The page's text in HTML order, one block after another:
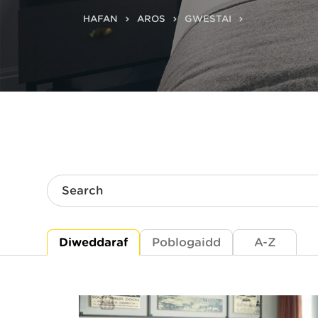
HAFAN AROS GWESTAI
Search
Diweddaraf Poblogaidd A-Z